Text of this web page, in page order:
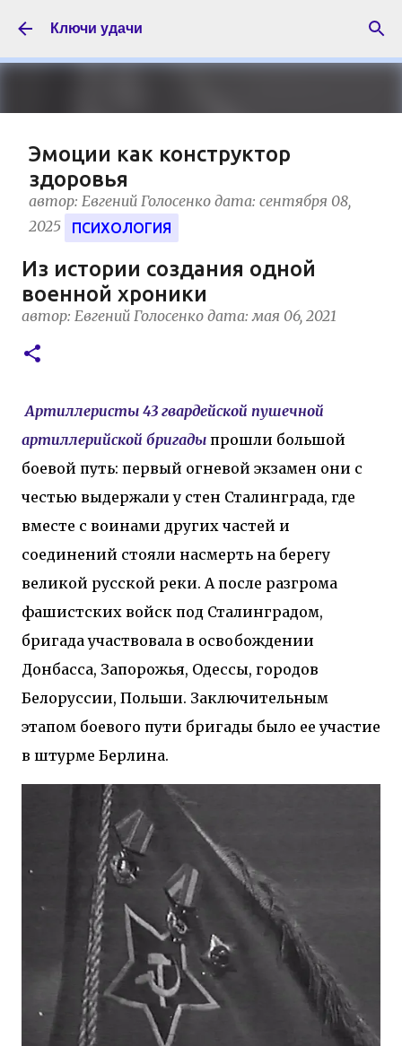
К основному контенту
Ключи удачи
Эмоции как конструктор
здоровья
автор: Евгений Голосенко дата: сентября 08,
2025
ПСИХОЛОГИЯ
Многочисленными научными
исследованиями доказана способность
организма вырабатывать свои
собственные вещества, вызывающие
ощущение счастья. Такие необходимые
человека, учеными были объединены в
одну группу под названием « эндорфины ».
Положительные эмоции необходимы
нашему здоровью Вам нужен пример
действия этих гормонов? В следующий раз,
когда вы прищемите палец или вам
наступят на ногу, обратите внимание:
насколько быстро снижается боль и
возникает приносящее облегчение чувство
онемения? Раненные в битве солдаты или
пострадавшие при аварии люди редко
сразу осознают, насколько серьезны их
травмы. В пылу соревнования атлет может
даже не почувствовать боли от полученных
травм до тех пор, пока не закончится игра.
Это примеры того, как работают
эндорфины . Исследованиями доктора
Ганса Селье было установлено, что страх
или гнев вызывают у человека выброс
адреналина, что придает ему энергию для
битвы или бегства. ...
Из истории создания одной
военной хроники
автор: Евгений Голосенко дата:мая 06, 2021
Артиллеристы 43 гвардейской пушечной
артиллерийской бригады прошли большой
боевой путь: первый огневой экзамен они с
честью выдержали у стен Сталинграда, где
вместе с воинами других частей и
соединений стояли насмерть на берегу
великой русской реки. А после разгрома
фашистских войск под Сталинградом,
бригада участвовала в освобождении
Донбасса, Запорожья, Одессы, городов
Белоруссии, Польши. Заключительным
этапом боевого пути бригады было ее участие
в штурме Берлина.